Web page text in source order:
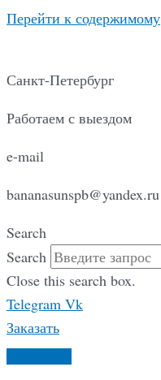
Перейти к содержимому
Санкт-Петербург
Работаем с выездом
e-mail
bananasunspb@yandex.ru
Search
Search
Close this search box.
Telegram Vk
Заказать